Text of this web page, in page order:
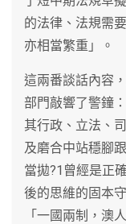
的法律、法規需
亦相當繁重」。
這兩番談話內容
部門敲響了警鐘
其行政、立法、
及磨合中站穩腳
當拋?1曾經是正
後的思維的固本
「一國兩制，澳